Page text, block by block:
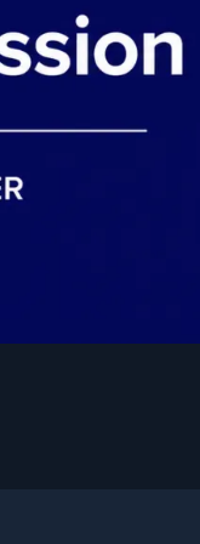
la moitié de ce qui se